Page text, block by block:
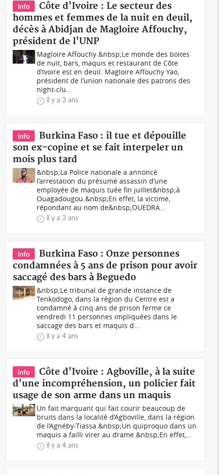
Info
Côte d'Ivoire : Le secteur des
hommes et femmes de la nuit en deuil,
décès à Abidjan de Magloire Affouchy,
président de l'UNP
Magloire Affouchy &nbsp;Le monde des boites
de nuit, bars, maquis et restaurant de Côte
d’Ivoire est en deuil. Magloire Affouchy Yao,
président de l’union nationale des patrons des
night-clu...
il y a 3 ans
Info
Burkina Faso : il tue et dépouille
son ex-copine et se fait interpeler un
mois plus tard
&nbsp;La Police nationale a annoncé
l’arrestation du présumé assassin d’une
employée de maquis tuée fin juillet&nbsp;à
Ouagadougou.&nbsp;En effet, la victime,
répondant au nom de&nbsp;OUEDRA...
il y a 3 ans
Info
Burkina Faso : Onze personnes
condamnées à 5 ans de prison pour avoir
saccagé des bars à Beguedo
&nbsp;Le tribunal de grande instance de
Tenkodogo, dans la région du Centre est a
condamné à cinq ans de prison ferme ce
vendredi 11 personnes impliquées dans le
saccage des bars et maquis d...
il y a 4 ans
Info
Côte d'Ivoire : Agboville, à la suite
d'une incompréhension, un policier fait
usage de son arme dans un maquis
Un fait marquant qui fait courir beaucoup de
bruits dans la localité d’Agboville, dans la région
de l’Agnéby-Tiassa.&nbsp;Un quiproquo dans un
maquis a failli virer au drame.&nbsp;En effet,...
il y a 4 ans